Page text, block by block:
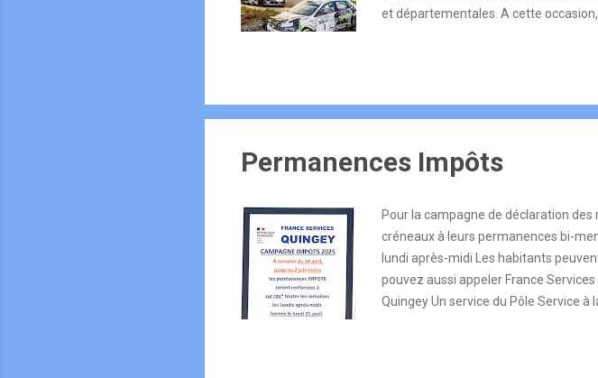
et départementales. A cette
accessibles à pied . Le comité
Permanences Impôts
Pour la campagne de déclaration
créneaux à leurs permanences bi-
lundi après-midi Les habitants
pouvez aussi appeler France
Quingey Un service du Pôle Service à
semaine paire 9h-12h Fermé :